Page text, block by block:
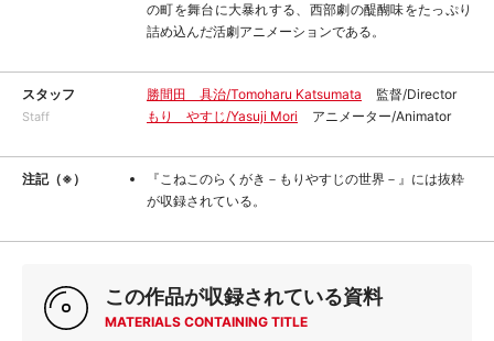
の町を舞台に大暴れする、西部劇の醍醐味をたっぷり
詰め込んだ活劇アニメーションである。
スタッフ
Staff
勝間田 具治/Tomoharu Katsumata
監督/Director
もり やすじ/Yasuji Mori
アニメーター/Animator
注記（※）
『こねこのらくがき－もりやすじの世界－』には抜粋
が収録されている。
この作品が収録されている資料
MATERIALS CONTAINING TITLE